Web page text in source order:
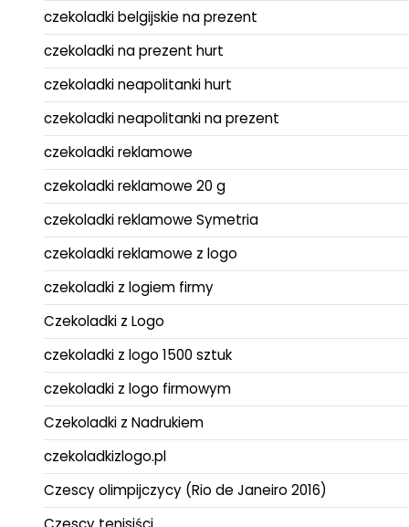
czekoladki belgijskie na prezent
czekoladki na prezent hurt
czekoladki neapolitanki hurt
czekoladki neapolitanki na prezent
czekoladki reklamowe
czekoladki reklamowe 20 g
czekoladki reklamowe Symetria
czekoladki reklamowe z logo
czekoladki z logiem firmy
Czekoladki z Logo
czekoladki z logo 1500 sztuk
czekoladki z logo firmowym
Czekoladki z Nadrukiem
czekoladkizlogo.pl
Czescy olimpijczycy (Rio de Janeiro 2016)